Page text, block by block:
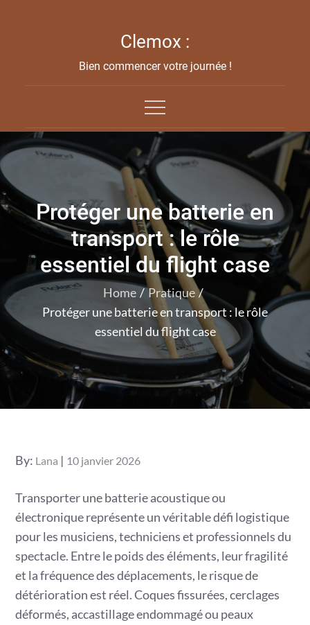
Clemox :
Bien commencer votre journée !
Protéger une batterie en
transport : le rôle
essentiel du flight case
Home
Pratique
Protéger une batterie en transport : le rôle
essentiel du flight case
By: Lana
Posted
10 janvier 2026
Transporter une batterie acoustique ou
électronique représente un véritable défi logistique
pour les musiciens, techniciens et professionnels du
spectacle. Entre le poids des éléments, leur fragilité
et la fréquence des déplacements, le risque de
détérioration est réel. Coques fissurées, cerclages
déformés, accastillage endommagé ou peaux